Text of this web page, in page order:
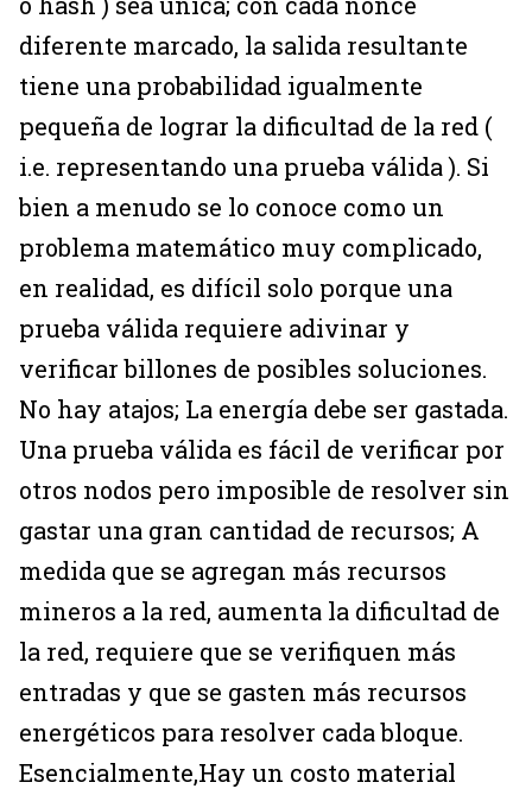
diferente marcado, la salida resultante
tiene una probabilidad igualmente
pequeña de lograr la dificultad de la red (
i.e. representando una prueba válida ). Si
bien a menudo se lo conoce como un
problema matemático muy complicado,
en realidad, es difícil solo porque una
prueba válida requiere adivinar y
verificar billones de posibles soluciones.
No hay atajos; La energía debe ser gastada.
Una prueba válida es fácil de verificar por
otros nodos pero imposible de resolver sin
gastar una gran cantidad de recursos; A
medida que se agregan más recursos
mineros a la red, aumenta la dificultad de
la red, requiere que se verifiquen más
entradas y que se gasten más recursos
energéticos para resolver cada bloque.
Esencialmente,Hay un costo material